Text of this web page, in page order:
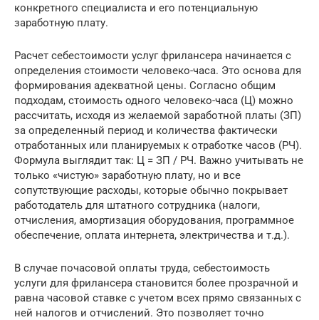
конкретного специалиста и его потенциальную
заработную плату.
Расчет себестоимости услуг фрилансера начинается с
определения стоимости человеко-часа. Это основа для
формирования адекватной цены. Согласно общим
подходам, стоимость одного человеко-часа (Ц) можно
рассчитать, исходя из желаемой заработной платы (ЗП)
за определенный период и количества фактически
отработанных или планируемых к отработке часов (РЧ).
Формула выглядит так: Ц = ЗП / РЧ. Важно учитывать не
только «чистую» заработную плату, но и все
сопутствующие расходы, которые обычно покрывает
работодатель для штатного сотрудника (налоги,
отчисления, амортизация оборудования, программное
обеспечение, оплата интернета, электричества и т.д.).
В случае почасовой оплаты труда, себестоимость
услуги для фрилансера становится более прозрачной и
равна часовой ставке с учетом всех прямо связанных с
ней налогов и отчислений. Это позволяет точно